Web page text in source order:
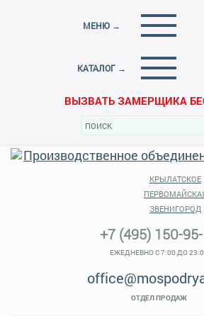
МЕНЮ →
КАТАЛОГ →
ВЫЗВАТЬ ЗАМЕРЩИКА
КРЫЛАТСКОЕ
ЗВЕНИГОРОД
+7 (495) 150-
ЕЖЕДНЕВНО С 7:00 ДО
ОТДЕЛ ПРОДАЖ